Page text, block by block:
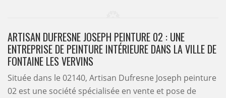
ARTISAN DUFRESNE JOSEPH PEINTURE 02 : UNE
ENTREPRISE DE PEINTURE INTÉRIEURE DANS LA VILLE DE
FONTAINE LES VERVINS
Située dans le 02140, Artisan Dufresne Joseph peinture
02 est une société spécialisée en vente et pose de